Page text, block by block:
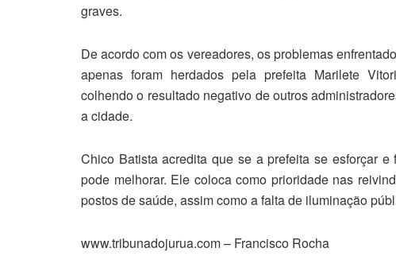
graves.
De acordo com os vereadores, os problemas
apenas foram herdados pela prefeita Marilete
colhendo o resultado negativo de outros
a cidade.
Chico Batista acredita que se a prefeita se esforçar
pode melhorar. Ele coloca como prioridade nas
postos de saúde, assim como a falta de iluminação
www.tribunadojurua.com – Francisco Rocha